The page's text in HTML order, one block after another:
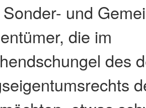
und
die im
des